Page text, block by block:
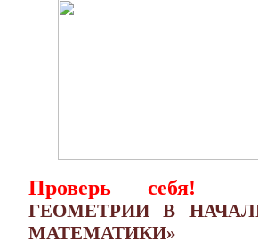
Проверь себя!
ГЕОМЕТРИИ В
МАТЕМАТИКИ»